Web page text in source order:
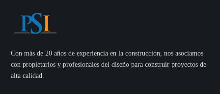
Con más de 20 años de experiencia en la construcción, nos asociamos
con propietarios y profesionales del diseño para construir proyectos de
alta calidad.